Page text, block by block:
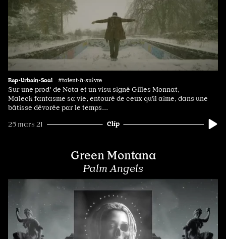
Rap•Urbain•Soul #talent·à·suivre
Sur une prod' de Nota et un visu signé Gilles Monnat,
Maleck fantasme sa vie, entouré de ceux qu'il aime, dans une
bâtisse dévorée par le temps...
25 mars 21 Clip
Green Montana
Palm Angels